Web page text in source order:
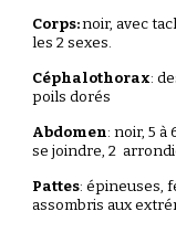
Corps:noir, avec
les 2 sexes.
Céphalothorax:
poils dorés
Abdomen: noir, 5 à
se joindre, 2
Pattes: épineuses,
assombris aux